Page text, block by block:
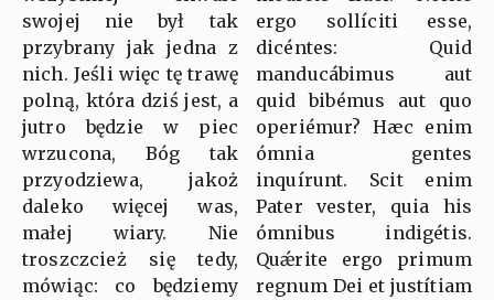
swojej nie był tak
przybrany jak jedna z
nich. Jeśli więc tę trawę
polną, która dziś jest, a
jutro będzie w piec
wrzucona, Bóg tak
przyodziewa, jakoż
daleko więcej was,
małej wiary. Nie
troszczcież się tedy,
mówiąc: co będziemy
ergo sollíciti esse,
dicéntes: Quid
manducábimus aut
quid bibémus aut quo
operiémur? Hæc enim
ómnia gentes
inquírunt. Scit enim
Pater vester, quia his
ómnibus indigétis.
Quǽrite ergo primum
regnum Dei et justítiam